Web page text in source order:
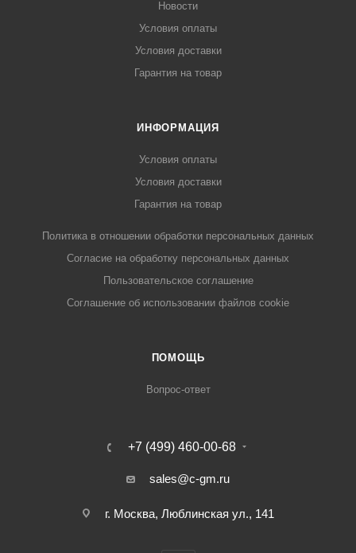
Новости
Условия оплаты
Условия доставки
Гарантия на товар
ИНФОРМАЦИЯ
Условия оплаты
Условия доставки
Гарантия на товар
Политика в отношении обработки персональных данных
Cогласие на обработку персональных данных
Пользовательское соглашение
Cоглашение об использовании файлов cookie
ПОМОЩЬ
Вопрос-ответ
+7 (499) 460-00-68
sales@c-gm.ru
г. Москва, Люблинская ул., 141